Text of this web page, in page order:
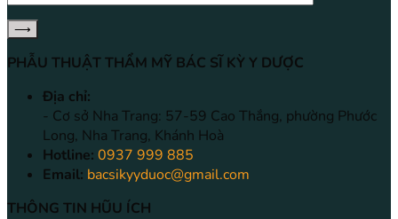
PHẪU THUẬT THẨM MỸ BÁC SĨ KỲ Y DƯỢC
Địa chỉ:
- Cơ sở Nha Trang: 57-59 Cao Thắng, phường Phước
Long, Nha Trang, Khánh Hoà
Hotline: 0937 999 885
Email: bacsikyyduoc@gmail.com
THÔNG TIN HŨU ÍCH